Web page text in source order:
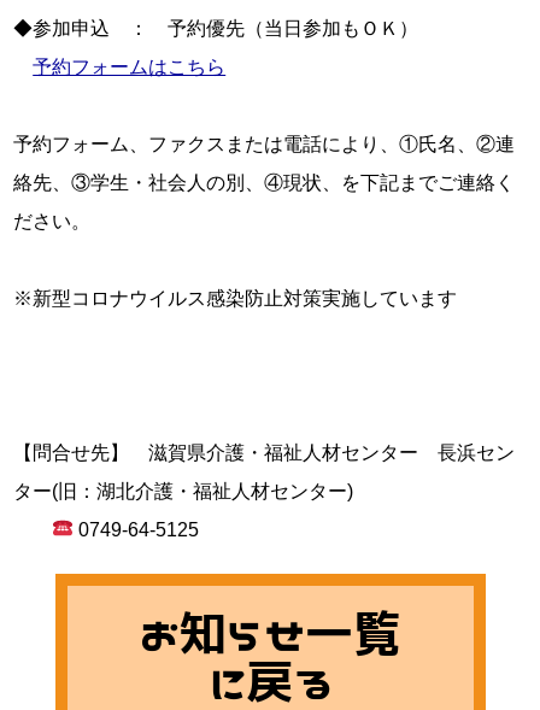
◆参加申込　：　予約優先（当日参加もＯＫ）
予約フォームはこちら
予約フォーム、ファクスまたは電話により、①氏名、②連
絡先、③学生・社会人の別、④現状、を下記までご連絡く
ださい。
※新型コロナウイルス感染防止対策実施しています
【問合せ先】　滋賀県介護・福祉人材センター　長浜セン
ター(旧：湖北介護・福祉人材センター)
0749-64-5125
お知らせ一覧
に戻る